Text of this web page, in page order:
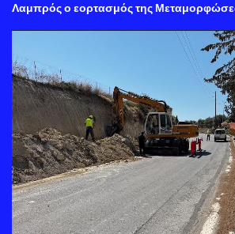
Λαμπρός ο εορτασμός της